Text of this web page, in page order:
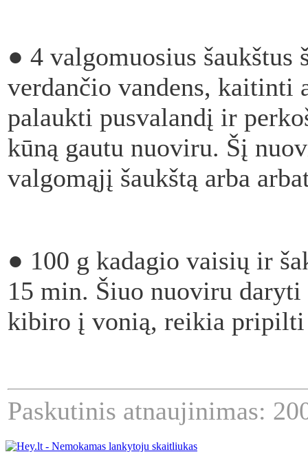
● 4 valgomuosius
verdančio vandens, kaitinti
palaukti pusvalandį ir
kūną gautu nuoviru. Šį
valgomąjį šaukštą arba
● 100 g kadagio vaisių ir
15 min. Šiuo nuoviru
kibiro į vonią, reikia
Paskutinis atnaujinimas: